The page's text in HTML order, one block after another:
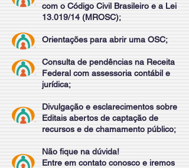
com o Código Civil Brasileiro e a Lei
13.019/14 (MROSC);
Orientações para abrir uma OSC;
Consulta de pendências na Receita
Federal com assessoria contábil e
jurídica;
Divulgação e esclarecimentos sobre
Editais abertos de captação de
recursos e de chamamento público;
Não fique na dúvida!
Entre em contato conosco e iremos